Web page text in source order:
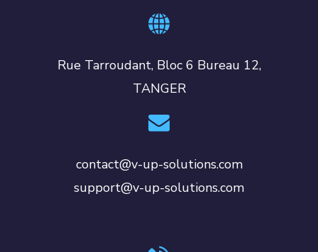
Rue Tarroudant, Bloc 6 Bureau 12,
TANGER
contact@v-up-solutions.com
support@v-up-solutions.com